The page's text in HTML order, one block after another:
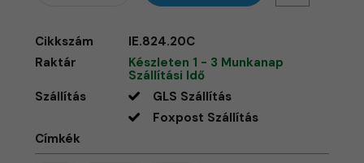
Cikkszám
IE.824.20C
Raktár
Készleten 1 - 3 Munkanap
Szállítási Idő
Szállítás
GLS Szállítás
Foxpost Szállítás
Címkék